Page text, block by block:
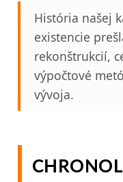
História našej
existencie
rekonštrukcií,
výpočtové
vývoja.